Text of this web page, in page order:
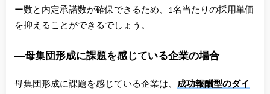
ー数と内定承諾数が確保できるため、1名当たりの採用単価
を抑えることができるでしょう。
―母集団形成に課題を感じている企業の場合
母集団形成に課題を感じている企業は、 成功報酬型のダイ